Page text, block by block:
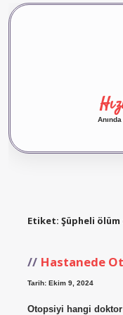
Etiket: Şüpheli
Hastanede
Tarih: Ekim 9, 2024
Otopsiyi hangi